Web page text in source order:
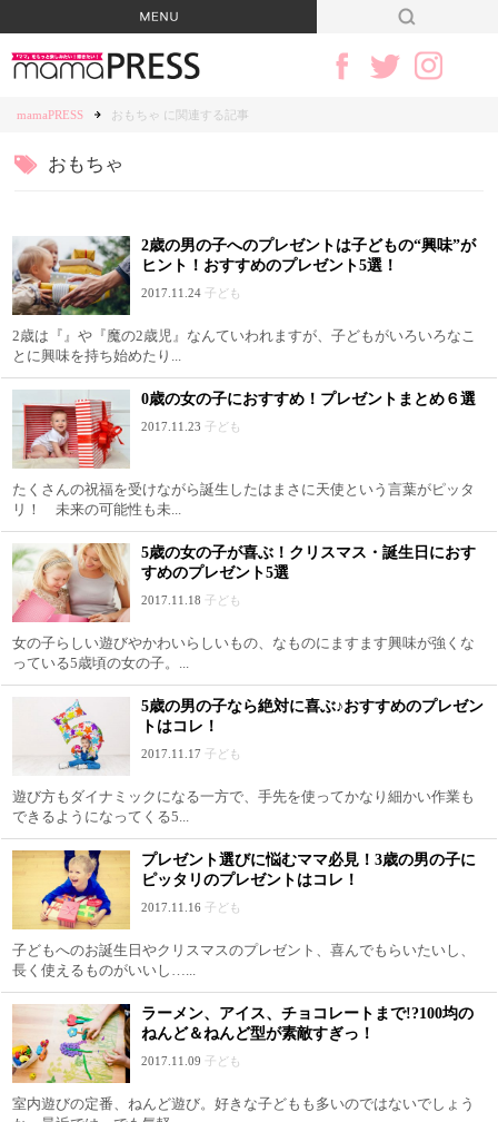
mamaPRESS おもちゃ に関連する記事
おもちゃ
2歳の男の子へのプレゼントは子どもの“興味”が
ヒント！おすすめのプレゼント5選！
2017.11.24 子ども
2歳は『』や『魔の2歳児』なんていわれますが、子どもがいろいろなこ
とに興味を持ち始めたり...
0歳の女の子におすすめ！プレゼントまとめ６選
2017.11.23 子ども
たくさんの祝福を受けながら誕生したはまさに天使という言葉がピッタ
リ！ 未来の可能性も未...
5歳の女の子が喜ぶ！クリスマス・誕生日におす
すめのプレゼント5選
2017.11.18 子ども
女の子らしい遊びやかわいらしいもの、なものにますます興味が強くな
っている5歳頃の女の子。...
5歳の男の子なら絶対に喜ぶ♪おすすめのプレゼン
トはコレ！
2017.11.17 子ども
遊び方もダイナミックになる一方で、手先を使ってかなり細かい作業も
できるようになってくる5...
プレゼント選びに悩むママ必見！3歳の男の子に
ピッタリのプレゼントはコレ！
2017.11.16 子ども
子どもへのお誕生日やクリスマスのプレゼント、喜んでもらいたいし、
長く使えるものがいいし…...
ラーメン、アイス、チョコレートまで!?100均の
ねんど＆ねんど型が素敵すぎっ！
2017.11.09 子ども
室内遊びの定番、ねんど遊び。好きな子どもも多いのではないでしょう